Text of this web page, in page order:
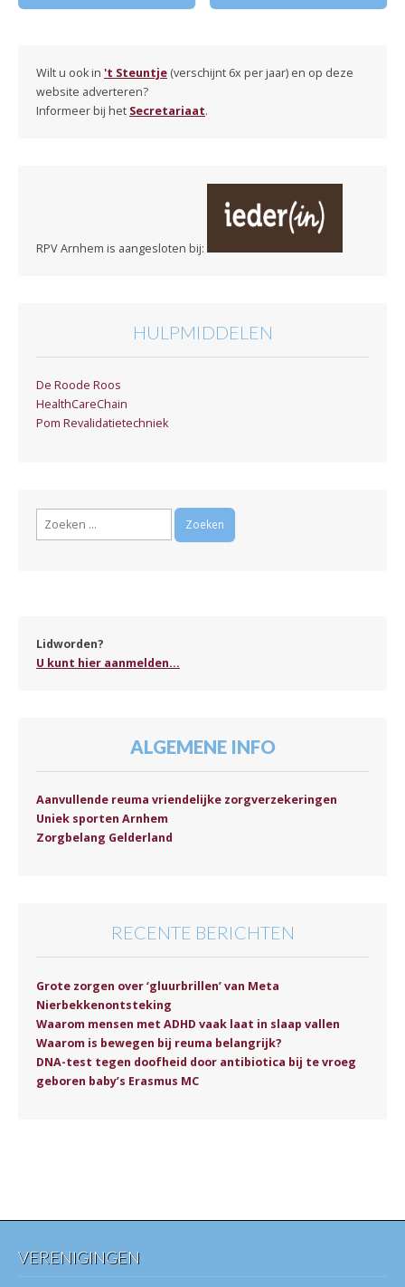
Wilt u ook in 't Steuntje (verschijnt 6x per jaar) en op deze
website adverteren?
Informeer bij het Secretariaat.
RPV Arnhem is aangesloten bij:
HULPMIDDELEN
De Roode Roos
HealthCareChain
Pom Revalidatietechniek
Zoeken
Lidworden?
U kunt hier aanmelden...
ALGEMENE INFO
Aanvullende reuma vriendelijke zorgverzekeringen
Uniek sporten Arnhem
Zorgbelang Gelderland
RECENTE BERICHTEN
Grote zorgen over ‘gluurbrillen’ van Meta
Nierbekkenontsteking
Waarom mensen met ADHD vaak laat in slaap vallen
Waarom is bewegen bij reuma belangrijk?
DNA-test tegen doofheid door antibiotica bij te vroeg
geboren baby’s Erasmus MC
VERENIGINGEN